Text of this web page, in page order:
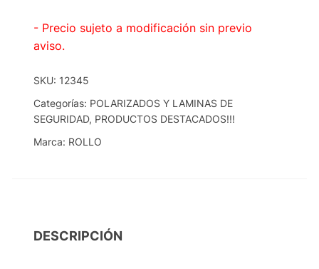
- Precio sujeto a modificación sin previo
aviso.
SKU: 12345
Categorías: POLARIZADOS Y LAMINAS DE
SEGURIDAD, PRODUCTOS DESTACADOS!!!
Marca: ROLLO
DESCRIPCIÓN